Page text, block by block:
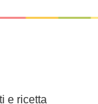
e ricetta